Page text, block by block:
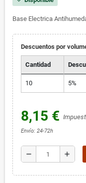
Base Electrica
Descuentos por
Cantidad
10 5%
8,15 €
Envío: 24-72h
remove add